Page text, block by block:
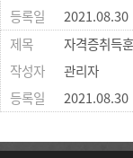
2021.08.30
자격증취득
관리자
2021.08.30